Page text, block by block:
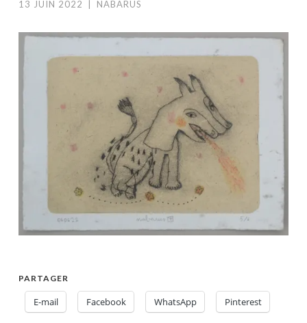
13 JUIN 2022 NABARUS
PARTAGER
E-mail Facebook WhatsApp Pinterest